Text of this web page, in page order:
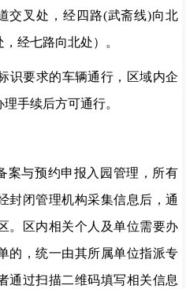
交叉处，经四路(武斋线)向北
经七路向北处）。
识要求的车辆通行，区域内企
手续后方可通行。
案与预约申报入园管理，所有
封闭管理机构采集信息后，通
。区内相关个人及单位需要办
的，统一由其所属单位指派专
通过扫描二维码填写相关信息